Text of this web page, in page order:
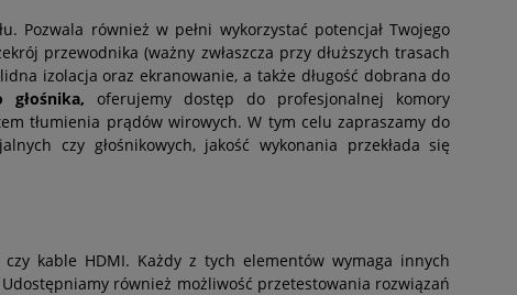
Pozwala również w pełni wykorzystać potencjał Twojego
przewodnika (ważny zwłaszcza przy dłuższych trasach
izolacja oraz ekranowanie, a także długość dobrana do
głośnika, oferujemy dostęp do profesjonalnej komory
tłumienia prądów wirowych. W tym celu zapraszamy do
czy głośnikowych, jakość wykonania przekłada się
czy kable HDMI. Każdy z tych elementów wymaga innych
również możliwość przetestowania rozwiązań